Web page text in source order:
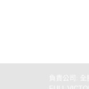
負責公司: 全